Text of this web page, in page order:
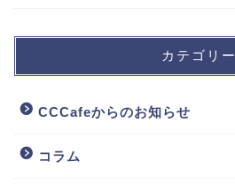
カテゴリー
CCCafeからのお知らせ
コラム